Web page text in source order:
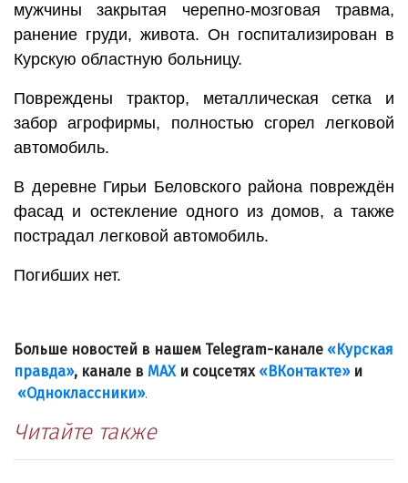
мужчины закрытая черепно-мозговая травма,
ранение груди, живота. Он госпитализирован в
Курскую областную больницу.
Повреждены трактор, металлическая сетка и
забор агрофирмы, полностью сгорел легковой
автомобиль.
В деревне Гирьи Беловского района повреждён
фасад и остекление одного из домов, а также
пострадал легковой автомобиль.
Погибших нет.
Больше новостей в нашем Telegram-канале «Курская
правда», канале в МАХи соцсетях «ВКонтакте»и
«Одноклассники».
Читайте также